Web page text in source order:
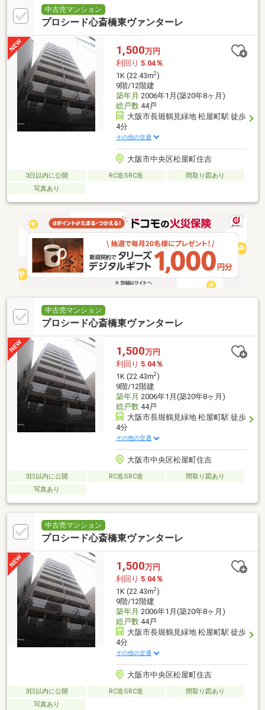
中古売マンション
プロシード心斎橋東ヴァンターレ
1,500万円
利回り 5.04％
1K (22.43m2)
9階/12階建
築年月 2006年1月(築20年8ヶ月)
総戸数44戸
大阪市長堀鶴見緑地 松屋町駅 徒歩
4分
その他の交通
大阪市中央区松屋町住吉
3日以内に公開 RC造SRC造
間取り図あり
写真あり
中古売マンション
プロシード心斎橋東ヴァンターレ
1,500万円
利回り 5.04％
1K (22.43m2)
9階/12階建
築年月 2006年1月(築20年8ヶ月)
総戸数44戸
大阪市長堀鶴見緑地 松屋町駅 徒歩
4分
その他の交通
大阪市中央区松屋町住吉
3日以内に公開 RC造SRC造
間取り図あり
写真あり
中古売マンション
プロシード心斎橋東ヴァンターレ
1,500万円
利回り 5.04％
1K (22.43m2)
9階/12階建
築年月 2006年1月(築20年8ヶ月)
総戸数44戸
大阪市長堀鶴見緑地 松屋町駅 徒歩
4分
その他の交通
大阪市中央区松屋町住吉
3日以内に公開 RC造SRC造
間取り図あり
写真あり